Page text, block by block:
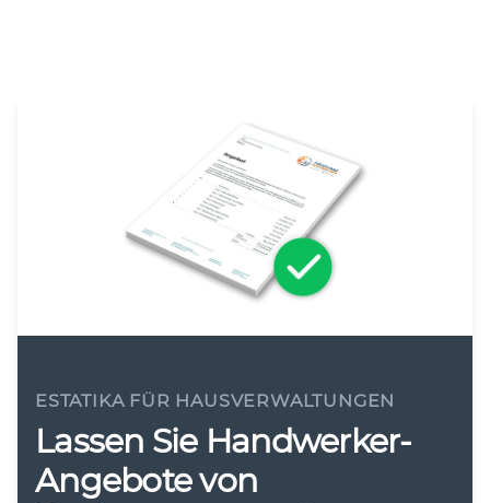
ESTATIKA FÜR HAUSVERWALTUNGEN
Lassen Sie Handwerker-
Angebote von